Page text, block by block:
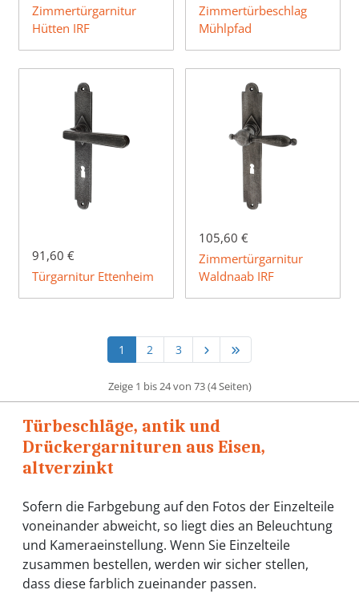
Zimmertürgarnitur
Hütten IRF
Zimmertürbeschlag
Mühlpfad
91,60 €
Türgarnitur Ettenheim
105,60 €
Zimmertürgarnitur
Waldnaab IRF
1 2 3
Zeige 1 bis 24 von 73 (4 Seiten)
Türbeschläge, antik und
Drückergarnituren aus Eisen,
altverzinkt
Sofern die Farbgebung auf den Fotos der Einzelteile
voneinander abweicht, so liegt dies an Beleuchtung
und Kameraeinstellung. Wenn Sie Einzelteile
zusammen bestellen, werden wir sicher stellen,
dass diese farblich zueinander passen.